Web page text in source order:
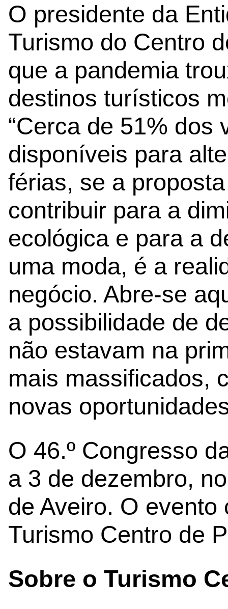
O presidente da
Turismo do Centro
que a pandemia
destinos turísticos
“Cerca de 51% dos
disponíveis para
férias, se a
contribuir para a
ecológica e para a
uma moda, é a
negócio. Abre-se
a possibilidade de
não estavam na
mais massificados,
novas
O 46.º Congresso
a 3 de dezembro,
de Aveiro. O
Turismo Centro de
Sobre o Turismo